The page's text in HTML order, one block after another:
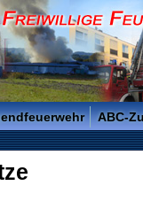
Saarlouis -
ABC-